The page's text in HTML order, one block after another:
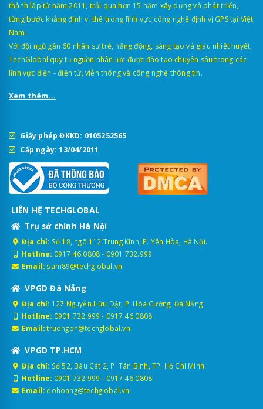
thành lập từ năm 2011, trải qua hơn 15 năm xây dựng và phát triển,
từng bước khẳng định vị thế trong lĩnh vực công nghệ định vị GPS tại Việt
Nam.
Với đội ngũ gần 60 nhân sự trẻ, năng động, sáng tạo và giàu nhiệt huyết,
TechGlobal quy tụ nguồn nhân lực được đào tạo chuyên sâu trong các
lĩnh vực điện - điện tử, viễn thông và công nghệ thông tin.
Xem thêm...
Giấy phép ĐKKD: 0105252565
Cấp ngày: 13/04/2011
LIÊN HỆ TECHGLOBAL
Trụ sở chính Hà Nội
Địa chỉ: Số 18, ngõ 112 Trung Kính, P. Yên Hòa, Hà Nội.
Hotline: 0917.46.0808- 0901.732.999
Email: sam89@techglobal.vn
VPGD Đà Nẵng
Địa chỉ: 127 Nguyễn Hữu Dật, P. Hòa Cường, Đà Nẵng
Hotline: 0901.732.999 - 0917.46.0808
Email: truongbn@techglobal.vn
VPGD TP.HCM
Địa chỉ: Số 52, Bàu Cát 2, P. Tân Bình, TP. Hồ Chí Minh
Hotline: 0901.732.999 - 0917.46.0808
Email: dohoang@techglobal.vn